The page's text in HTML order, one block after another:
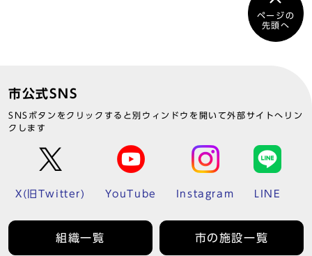
ページの
先頭へ
市公式SNS
SNSボタンをクリックすると別ウィンドウを開いて外部サイトへリン
クします
X(旧Twitter) YouTube Instagram LINE
組織一覧 市の施設一覧